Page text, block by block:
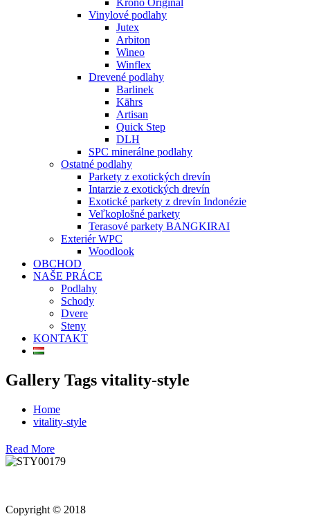
Krono Original
Vinylové podlahy
Jutex
Arbiton
Wineo
Winflex
Drevené podlahy
Barlinek
Kährs
Artisan
Quick Step
DLH
SPC minerálne podlahy
Ostatné podlahy
Parkety z exotických drevín
Intarzie z exotických drevín
Exotické parkety z drevín Indonézie
Veľkoplošné parkety
Terasové parkety BANGKIRAI
Exteriér WPC
Woodlook
OBCHOD
NAŠE PRÁCE
Podlahy
Schody
Dvere
Steny
KONTAKT
Gallery Tags vitality-style
Home
vitality-style
Read More
Copyright © 2018